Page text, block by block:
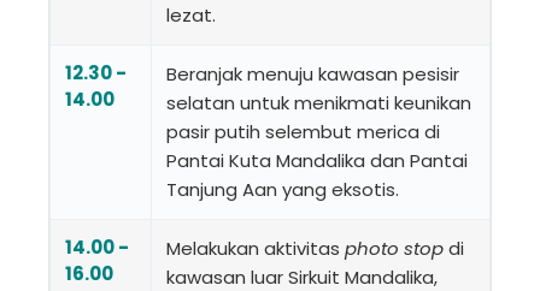
lezat.
12.30 -
14.00
Beranjak menuju kawasan pesisir
selatan untuk menikmati keunikan
pasir putih selembut merica di
Pantai Kuta Mandalika dan Pantai
Tanjung Aan yang eksotis.
14.00 -
16.00
Melakukan aktivitas photo stopdi
kawasan luar Sirkuit Mandalika,